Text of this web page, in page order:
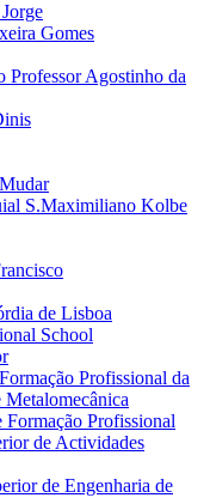
Gomes
Professor Agostinho da
S.Maximiliano Kolbe
de Lisboa
School
Profissional da
Profissional
de Actividades
de Engenharia de